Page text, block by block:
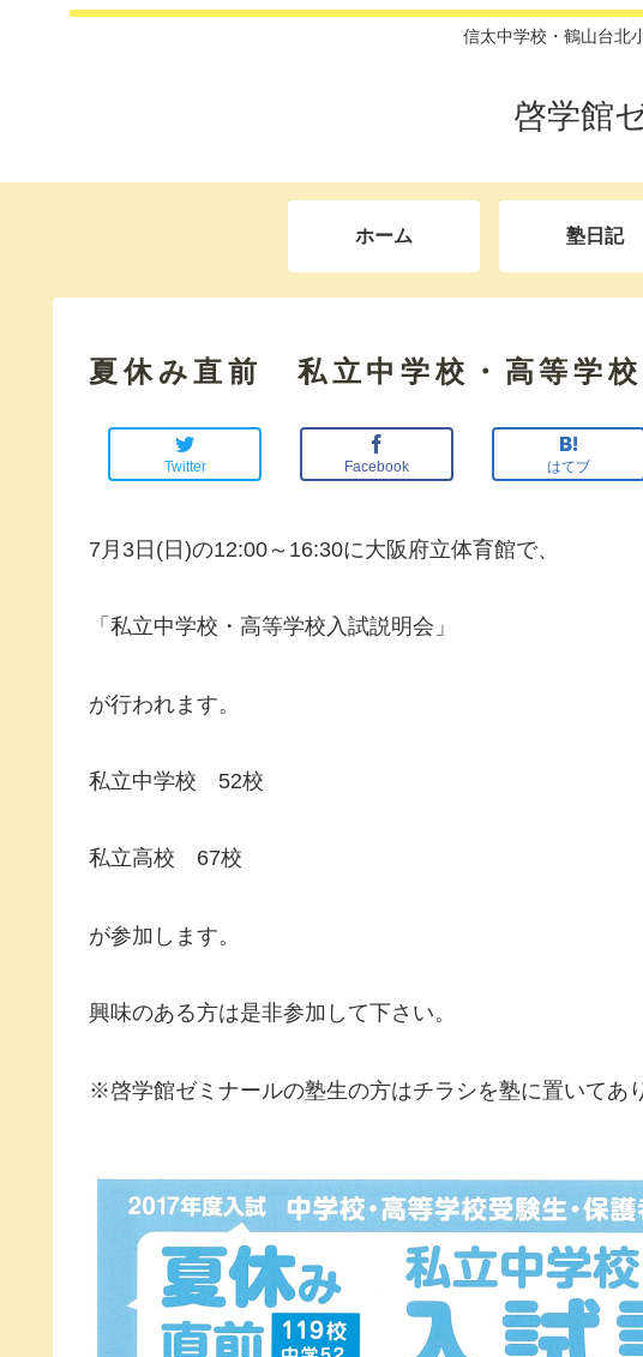
信太中学校・鶴山台北
啓学館
ホーム 塾日記
夏休み直前 私立中学校・高等学校
Twitter Facebook はてブ
7月3日(日)の12:00～16:30に大阪府立体育館で、
「私立中学校・高等学校入試説明会」
が行われます。
私立中学校 52校
私立高校 67校
が参加します。
興味のある方は是非参加して下さい。
※啓学館ゼミナールの塾生の方はチラシを塾に置いてあ